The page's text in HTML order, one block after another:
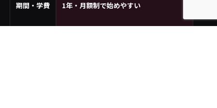
期間・学費 1年・月額制で始めやすい